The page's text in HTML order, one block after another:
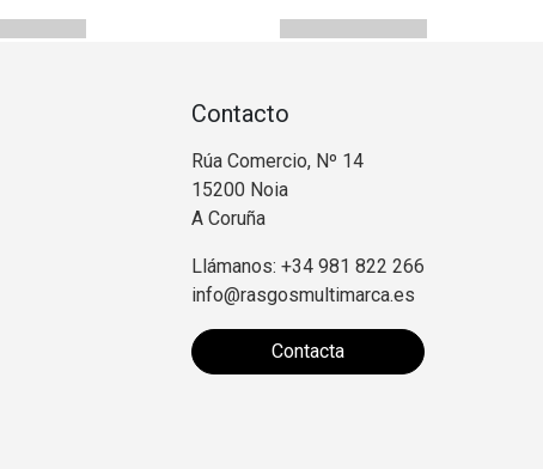
Contacto
Rúa Comercio, Nº 14
15200 Noia
A Coruña
Llámanos: +34 981 822 266
info@rasgosmultimarca.es
Contacta